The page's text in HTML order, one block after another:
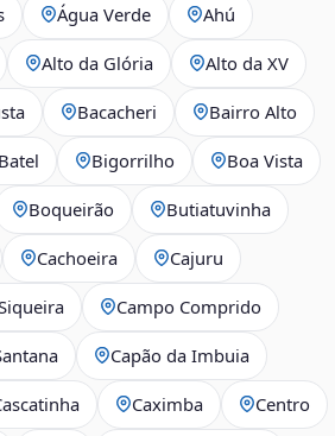
Água Verde Ahú
Alto da Glória Alto da XV
Bacacheri Bairro Alto
Batel Bigorrilho Boa Vista
Boqueirão Butiatuvinha
Cachoeira Cajuru
Campo Comprido
Capão da Imbuia
Caximba Centro